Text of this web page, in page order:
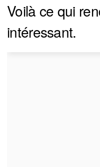
Voilà ce qui
intéressant.